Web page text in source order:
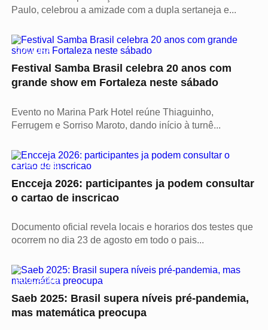
Paulo, celebrou a amizade com a dupla sertaneja e...
CULTURA
Festival Samba Brasil celebra 20 anos com
grande show em Fortaleza neste sábado
Evento no Marina Park Hotel reúne Thiaguinho,
Ferrugem e Sorriso Maroto, dando início à turnê...
EDUCAÇÃO
Encceja 2026: participantes ja podem consultar
o cartao de inscricao
Documento oficial revela locais e horarios dos testes que
ocorrem no dia 23 de agosto em todo o pais...
EDUCAÇÃO
Saeb 2025: Brasil supera níveis pré-pandemia,
mas matemática preocupa